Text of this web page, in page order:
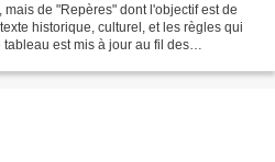
de "Repères" dont l'objectif est de
historique, culturel, et les règles qui
est mis à jour au fil des